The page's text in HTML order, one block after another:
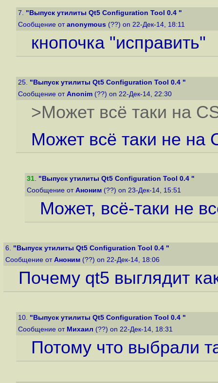
7. "Выпуск утилиты Qt5 Configuration Tool 0.4 "
Сообщение от anonymous (??) on 22-Дек-14, 18:11
кнопочка "исправить"
25. "Выпуск утилиты Qt5 Configuration Tool 0.4 "
Сообщение от Anonim (??) on 22-Дек-14, 22:30
>Может всё таки на
Может всё таки не на
31. "Выпуск утилиты Qt5 Configuration Tool 0.4 "
Сообщение от Аноним (??) on 23-Дек-14, 15:51
Может, всё-таки не
6. "Выпуск утилиты Qt5 Configuration Tool 0.4 "
Сообщение от Аноним (??) on 22-Дек-14, 18:06
Почему qt5 выглядит
10. "Выпуск утилиты Qt5 Configuration Tool 0.4 "
Сообщение от Михаил (??) on 22-Дек-14, 18:31
Потому что выбрали